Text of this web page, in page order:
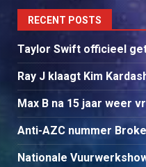
RECENT POSTS
Taylor Swift officieel
Ray J klaagt Kim
Max B na 15 jaar weer
Anti-AZC nummer
Nationale